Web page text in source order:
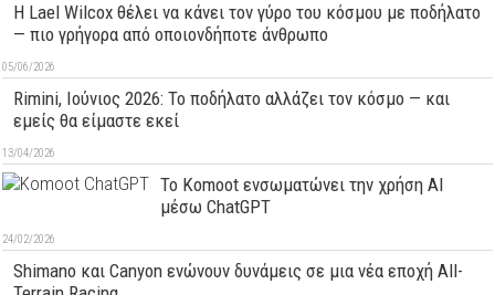
Η Lael Wilcox θέλει να κάνει τον γύρο του κόσμου με ποδήλατο
— πιο γρήγορα από οποιονδήποτε άνθρωπο
05/06/2026
Rimini, Ιούνιος 2026: Το ποδήλατο αλλάζει τον κόσμο — και
εμείς θα είμαστε εκεί
13/04/2026
Το Komoot ενσωματώνει την χρήση AI
μέσω ChatGPT
24/02/2026
Shimano και Canyon ενώνουν δυνάμεις σε μια νέα εποχή All-